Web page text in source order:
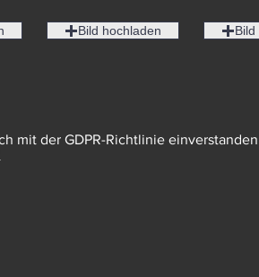
Bild hochladen Bild
mit der GDPR-Richtlinie